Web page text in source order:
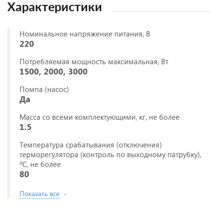
Характеристики
Номинальное напряжение питания, В
220
Потребляемая мощность максимальная, Вт
1500, 2000, 3000
Помпа (насос)
Да
Масса со всеми комплектующими, кг, не более
1.5
Температура срабатывания (отключения)
терморегулятора (контроль по выходному патрубку),
ºС, не более
80
Показать все